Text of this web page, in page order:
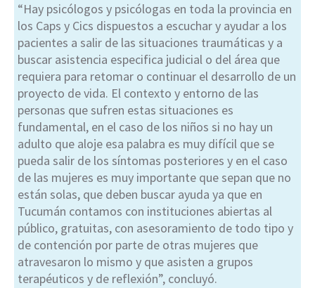
“Hay psicólogos y psicólogas en toda la provincia en
los Caps y Cics dispuestos a escuchar y ayudar a los
pacientes a salir de las situaciones traumáticas y a
buscar asistencia especifica judicial o del área que
requiera para retomar o continuar el desarrollo de un
proyecto de vida. El contexto y entorno de las
personas que sufren estas situaciones es
fundamental, en el caso de los niños si no hay un
adulto que aloje esa palabra es muy difícil que se
pueda salir de los síntomas posteriores y en el caso
de las mujeres es muy importante que sepan que no
están solas, que deben buscar ayuda ya que en
Tucumán contamos con instituciones abiertas al
público, gratuitas, con asesoramiento de todo tipo y
de contención por parte de otras mujeres que
atravesaron lo mismo y que asisten a grupos
terapéuticos y de reflexión”, concluyó.